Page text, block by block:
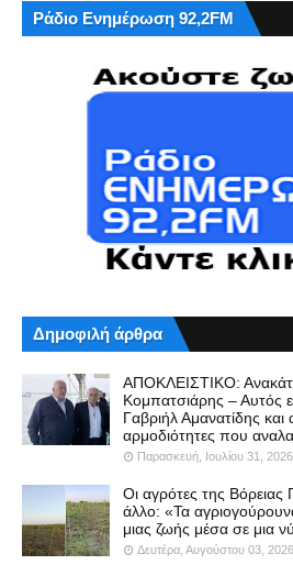
Ράδιο Ενημέρωση 92,2FM
Δημοφιλή άρθρα
ΑΠΟΚΛΕΙΣΤΙΚΟ:
Κομπατσιάρης – Αυτός
Γαβριήλ Αμανατίδης και
αρμοδιότητες που
Παρασκευή, Ιουλίου 31, 2026
Οι αγρότες της Βόρειας
άλλο: «Τα
μιας ζωής μέσα σε μια
Δευτέρα, Αυγούστου 03, 2026